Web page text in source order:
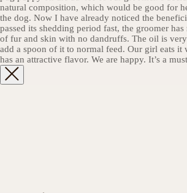
natural composition, which would be good for
the dog. Now I have already noticed the
passed its shedding period fast, the groomer
of fur and skin with no dandruffs. The oil is
add a spoon of it to normal feed. Our girl eats it
has an attractive flavor. We are happy. It’s a